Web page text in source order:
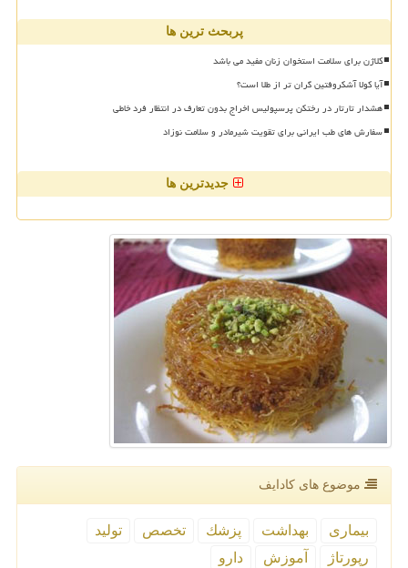
پربحث ترین ها
کلاژن برای سلامت استخوان زنان مفید می باشد
آیا کولا آشکروفتین گران تر از طلا است؟
هشدار تارتار در رختکن پرسپولیس اخراج بدون تعارف در انتظار فرد خاطی
سفارش های طب ایرانی برای تقویت شیرمادر و سلامت نوزاد
جدیدترین ها
موضوع های كادایف
بیماری بهداشت پزشك تخصص
تولید
رپورتاژ
آموزش دارو